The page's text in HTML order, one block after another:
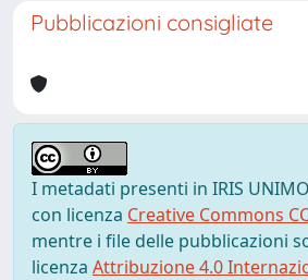
Pubblicazioni consigliate
I metadati presenti in IRIS
con licenza Creative Commons
mentre i file delle pubblicazioni
licenza Attribuzione 4.0